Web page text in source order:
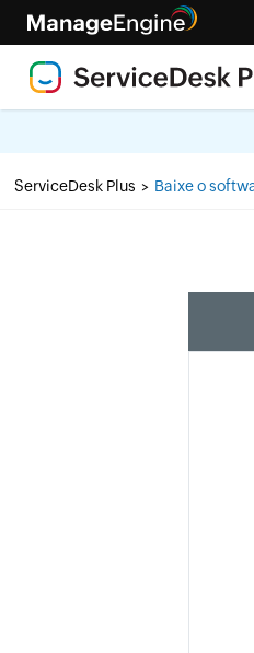
ServiceDesk Plus > Baixe o